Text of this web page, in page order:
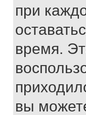
при
время.
вы